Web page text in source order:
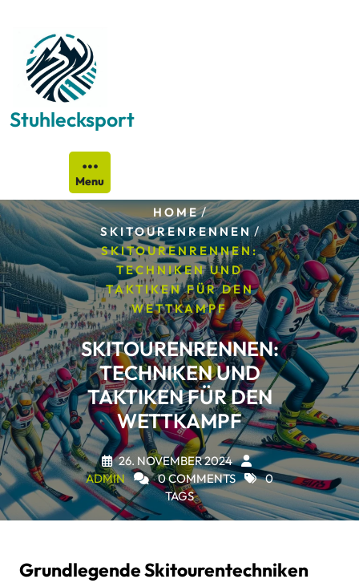
content
Stuhlecksport
Menu
HOME/
SKITOURENRENNEN /
SKITOURENRENNEN:
TECHNIKEN UND
TAKTIKEN FÜR DEN
WETTKAMPF
SKITOURENRENNEN:
TECHNIKEN UND
TAKTIKEN FÜR DEN
WETTKAMPF
26. NOVEMBER 2024
ADMIN
0 COMMENTS
0
TAGS
Grundlegende Skitourentechniken